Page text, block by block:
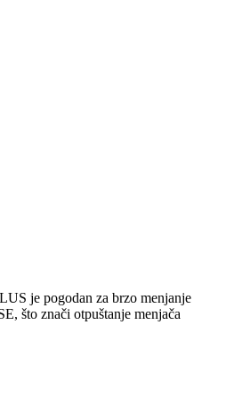
je pogodan za brzo menjanje
što znači otpuštanje menjača